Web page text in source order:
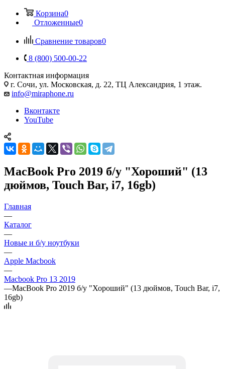
Корзина0
Отложенные0
Сравнение товаров0
8 (800) 500-00-22
Контактная информация
г. Сочи, ул. Московская, д. 22, ТЦ Александрия, 1 этаж.
info@miraphone.ru
Вконтакте
YouTube
MacBook Pro 2019 б/у "Хороший" (13
дюймов, Touch Bar, i7, 16gb)
Главная
—
Каталог
—
Новые и б/у ноутбуки
—
Apple Macbook
—
Macbook Pro 13 2019
—MacBook Pro 2019 б/у "Хороший" (13 дюймов, Touch Bar, i7,
16gb)